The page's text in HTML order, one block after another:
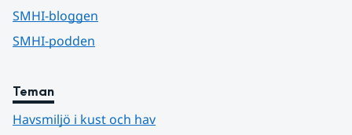
SMHI-bloggen
SMHI-podden
Teman
Havsmiljö i kust och hav